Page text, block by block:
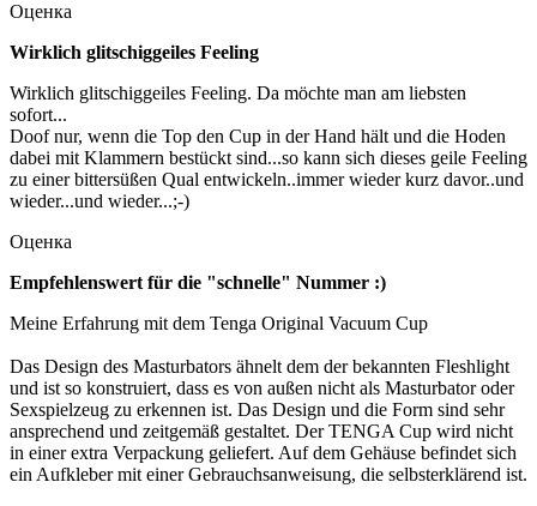
Оценка
Wirklich glitschiggeiles Feeling
Wirklich glitschiggeiles Feeling. Da möchte man am liebsten
sofort...
Doof nur, wenn die Top den Cup in der Hand hält und die Hoden
dabei mit Klammern bestückt sind...so kann sich dieses geile Feeling
zu einer bittersüßen Qual entwickeln..immer wieder kurz davor..und
wieder...und wieder...;-)
Оценка
Empfehlenswert für die "schnelle" Nummer :)
Meine Erfahrung mit dem Tenga Original Vacuum Cup
Das Design des Masturbators ähnelt dem der bekannten Fleshlight
und ist so konstruiert, dass es von außen nicht als Masturbator oder
Sexspielzeug zu erkennen ist. Das Design und die Form sind sehr
ansprechend und zeitgemäß gestaltet. Der TENGA Cup wird nicht
in einer extra Verpackung geliefert. Auf dem Gehäuse befindet sich
ein Aufkleber mit einer Gebrauchsanweisung, die selbsterklärend ist.